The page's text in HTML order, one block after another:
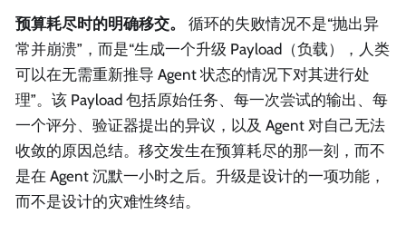
预算耗尽时的明确移交。
循环的失败情况不是“抛出异
常并崩溃”，而是“生成一个升级 Payload（负载），人类
可以在无需重新推导 Agent 状态的情况下对其进行处
理”。该 Payload 包括原始任务、每一次尝试的输出、每
一个评分、验证器提出的异议，以及 Agent 对自己无法
收敛的原因总结。移交发生在预算耗尽的那一刻，而不
是在 Agent 沉默一小时之后。升级是设计的一项功能，
而不是设计的灾难性终结。